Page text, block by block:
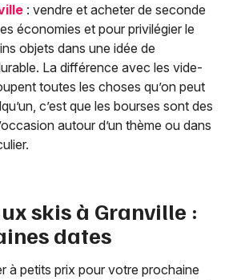
: vendre et acheter de seconde
économies et pour privilégier le
objets dans une idée de
La différence avec les vide-
toutes les choses qu’on peut
c’est que les bourses sont des
autour d’un thème ou dans
skis à Granville :
dates
à petits prix pour votre prochaine